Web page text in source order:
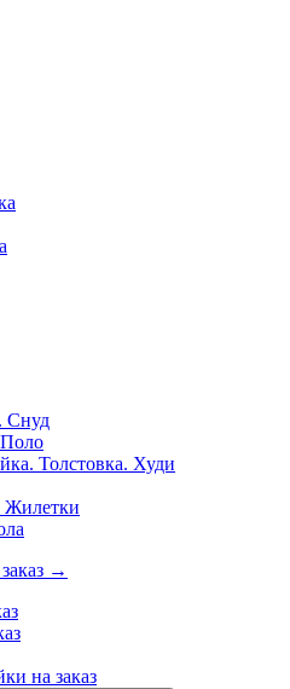
Снуд
Толстовка. Худи
Жилетки
→
на заказ